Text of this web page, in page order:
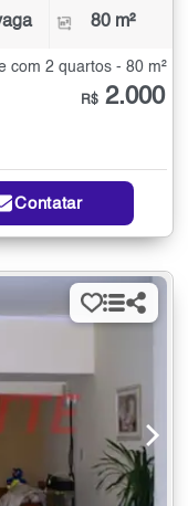
80 m²
com 2 quartos - 80 m²
R$ 2.000
Contatar